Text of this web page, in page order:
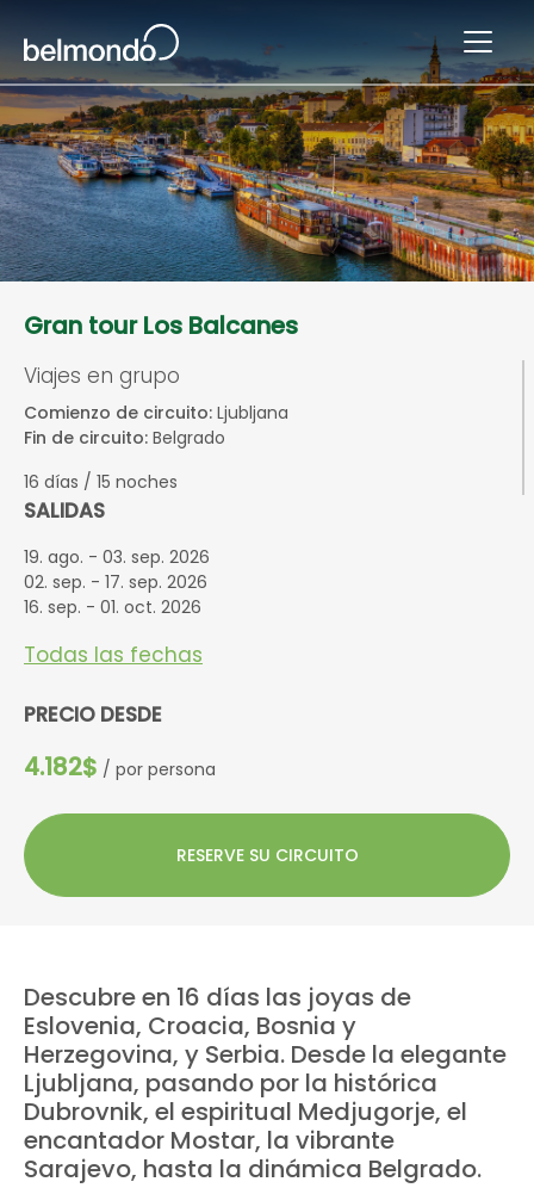
Gran tour Los Balcanes
Viajes en grupo
Comienzo de circuito: Ljubljana
Fin de circuito: Belgrado
16 días / 15 noches
SALIDAS
19. ago. - 03. sep. 2026
02. sep. - 17. sep. 2026
16. sep. - 01. oct. 2026
Todas las fechas
PRECIO DESDE
4.182$ / por persona
RESERVE SU CIRCUITO
Descubre en 16 días las joyas de
Eslovenia, Croacia, Bosnia y
Herzegovina, y Serbia. Desde la elegante
Ljubljana, pasando por la histórica
Dubrovnik, el espiritual Medjugorje, el
encantador Mostar, la vibrante
Sarajevo, hasta la dinámica Belgrado.